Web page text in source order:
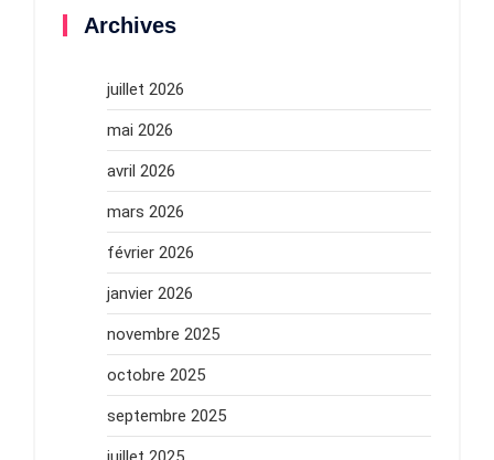
Archives
juillet 2026
mai 2026
avril 2026
mars 2026
février 2026
janvier 2026
novembre 2025
octobre 2025
septembre 2025